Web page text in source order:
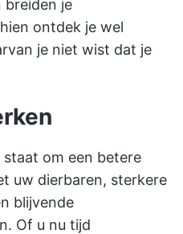
breiden je
ontdek je wel
je niet wist dat je
om een betere
uw dierbaren, sterkere
blijvende
Of u nu tijd